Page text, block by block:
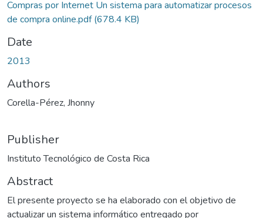
Compras por Internet Un sistema para automatizar procesos
de compra online.pdf(678.4 KB)
Date
2013
Authors
Corella-Pérez, Jhonny
Publisher
Instituto Tecnológico de Costa Rica
Abstract
El presente proyecto se ha elaborado con el objetivo de
actualizar un sistema informático entregado por